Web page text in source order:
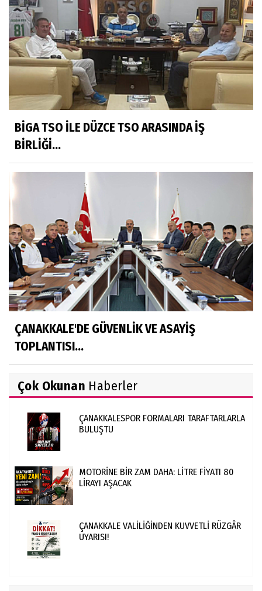
BİGA TSO İLE DÜZCE TSO ARASINDA İŞ
BİRLİĞİ...
ÇANAKKALE'DE GÜVENLİK VE ASAYİŞ
TOPLANTISI...
Çok Okunan Haberler
ÇANAKKALESPOR FORMALARI TARAFTARLARLA
BULUŞTU
MOTORİNE BİR ZAM DAHA: LİTRE FİYATI 80
LİRAYI AŞACAK
ÇANAKKALE VALİLİĞİNDEN KUVVETLİ RÜZGÂR
UYARISI!